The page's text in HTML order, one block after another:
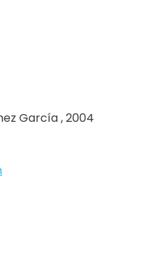
García , 2004